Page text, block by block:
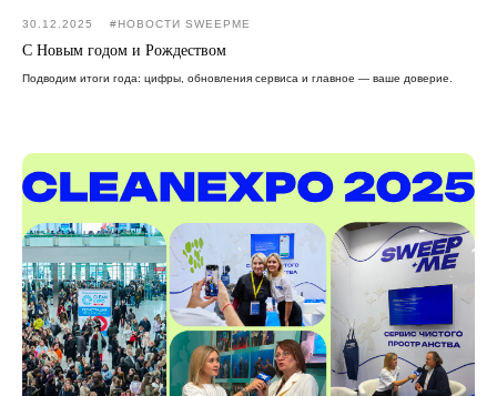
30.12.2025 #НОВОСТИ SWEEPME
С Новым годом и Рождеством
Подводим итоги года: цифры, обновления сервиса и главное — ваше доверие.